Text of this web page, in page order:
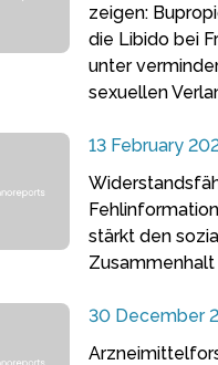
zeigen:
die Libido bei
unter
sexuellen
13 February
stärkt den
Zusammenhalt
30 December